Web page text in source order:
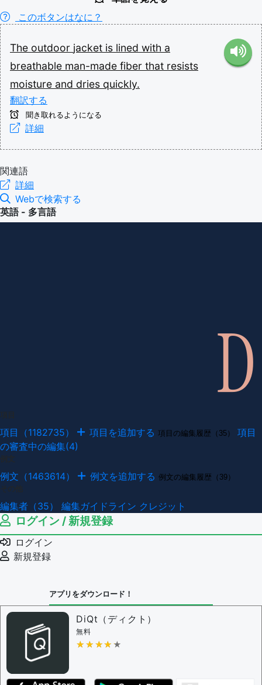
このボタンはなに？
The outdoor jacket is lined with a
breathable man-made fiber that resists
moisture and dries quickly.
翻訳する
聞き取れるようになる
詳細
関連語
詳細
Webで検索する
英語 - 多言語
項目（1182735） 項目を追加する 項目の編集履歴（35）
項目
の審査中の編集(4)
例文（1463614） 例文を追加する 例文の編集履歴（39）
編集者（35） 編集ガイドライン クレジット
ログイン / 新規登録
ログイン
新規登録
アプリをダウンロード！
DiQt（ディクト）
無料
★★★★★
★★★★★